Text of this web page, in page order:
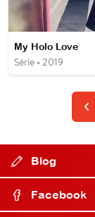
My Holo Love
Série • 2019
Blog
Facebook